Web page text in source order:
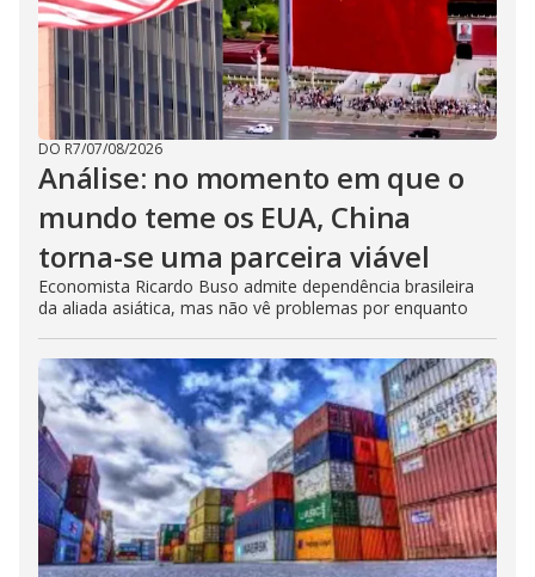
DO R7/07/08/2026
Análise: no momento em que o
mundo teme os EUA, China
torna-se uma parceira viável
Economista Ricardo Buso admite dependência brasileira
da aliada asiática, mas não vê problemas por enquanto